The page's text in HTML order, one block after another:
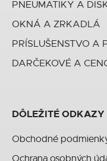
PNEUMATIKY A
OKNÁ A ZRKADLÁ
PRÍSLUŠENSTVO A
DARČEKOVÉ A
DÔLEŽITÉ ODKAZY
Obchodné